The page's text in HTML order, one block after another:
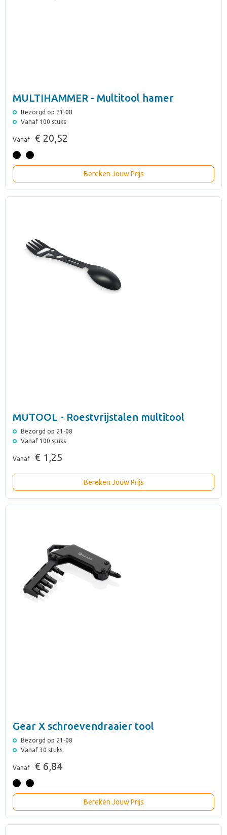
MULTIHAMMER - Multitool hamer
Bezorgd op 21-08
Vanaf 100 stuks
Vanaf € 20,52
Bereken Jouw Prijs
MUTOOL - Roestvrijstalen multitool
Bezorgd op 21-08
Vanaf 100 stuks
Vanaf € 1,25
Bereken Jouw Prijs
Gear X schroevendraaier tool
Bezorgd op 21-08
Vanaf 30 stuks
Vanaf € 6,84
Bereken Jouw Prijs